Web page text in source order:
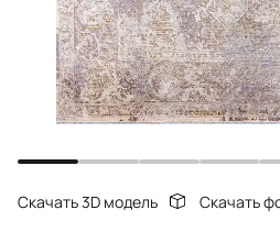
Скачать 3D модель Скачать